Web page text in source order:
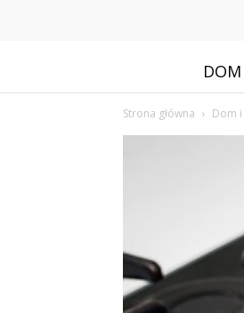
Strona główna Dom